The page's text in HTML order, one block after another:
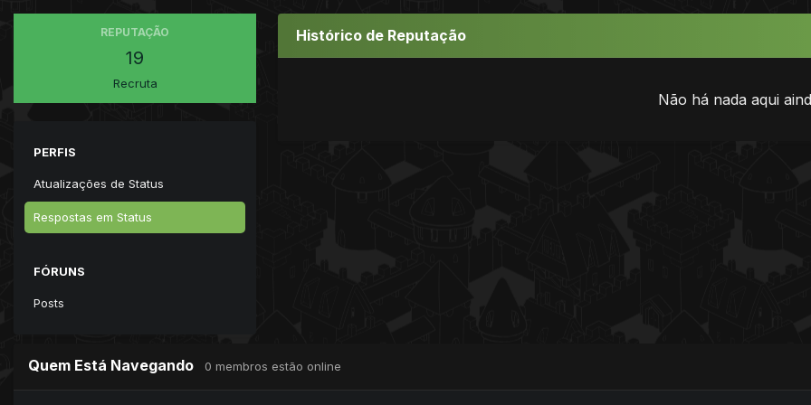
REPUTAÇÃO
19
Recruta
PERFIS
Atualizações de Status
Respostas em Status
FÓRUNS
Posts
Histórico de Reputação
Não há nada aqui
Quem Está Navegando 0 membros estão online